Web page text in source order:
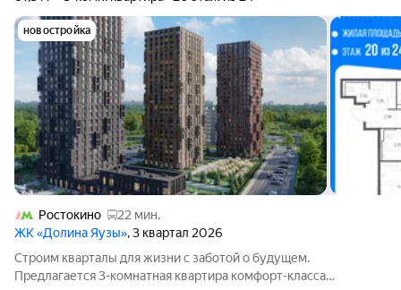
новостройка
Ростокино
22 мин.
ЖК «Долина Яузы», 3 квартал 2026
Строим кварталы для жизни с заботой о будущем.
Предлагается 3-комнатная квартира комфорт-класса